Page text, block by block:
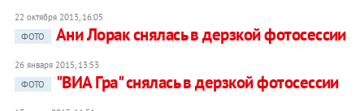
22 октября 2013, 16:05
ФОТО
Ани Лорак снялась в дерзкой фотосессии
26 января 2015, 13:53
ФОТО
"ВИА Гра" снялась в дерзкой фотосессии